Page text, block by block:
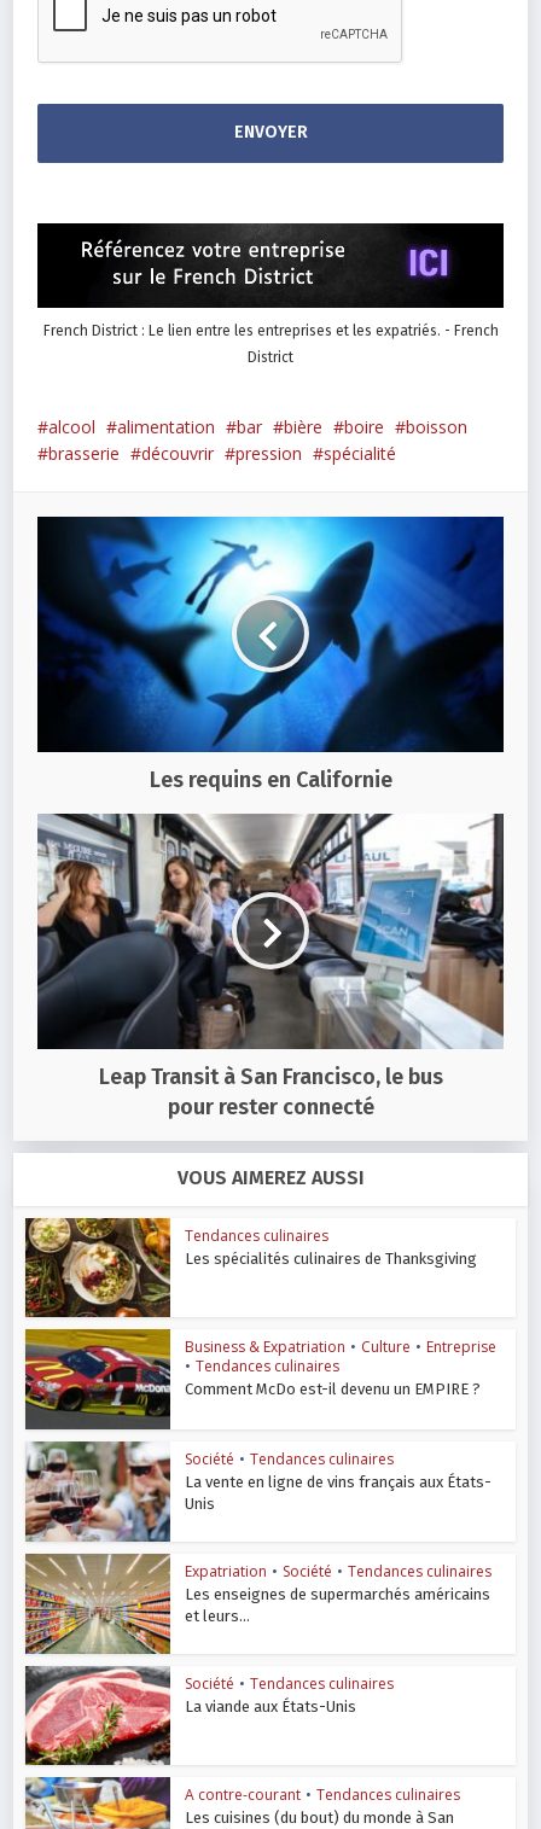
French District : Le lien entre les entreprises et les expatriés. - French
District
alcool alimentation bar bière boire
boisson
brasserie
découvrir pression spécialité
Les requins en Californie
Leap Transit à San Francisco, le bus
pour rester connecté
VOUS AIMEREZ AUSSI
Tendances culinaires
Les spécialités culinaires de Thanksgiving
Business & Expatriation • Culture • Entreprise
• Tendances culinaires
Comment McDo est-il devenu un EMPIRE ?
Société • Tendances culinaires
La vente en ligne de vins français aux États-
Unis
Expatriation • Société • Tendances culinaires
Les enseignes de supermarchés américains
et leurs...
Société • Tendances culinaires
La viande aux États-Unis
A contre-courant • Tendances culinaires
Les cuisines (du bout) du monde à San